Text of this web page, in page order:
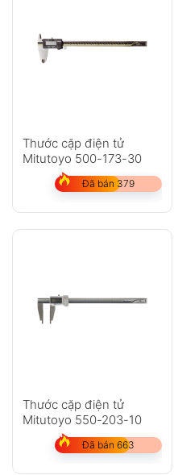
Thước cặp điện tử
Mitutoyo 500-173-30
Đã bán 379
Thước cặp điện tử
Mitutoyo 550-203-10
Đã bán 663